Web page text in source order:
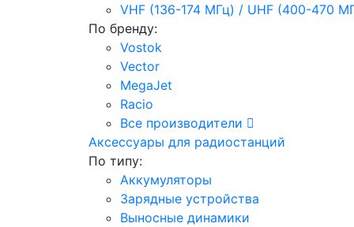
VHF (136-174 МГц) / UHF (400-470
По бренду:
Vostok
Vector
MegaJet
Racio
Все производители
Аксессуары для радиостанций
По типу:
Аккумуляторы
Зарядные устройства
Выносные динамики